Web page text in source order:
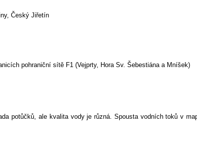
Český Jiřetín
pohraniční sítě F1 (Vejprty, Hora Sv. Šebestiána a Mníšek)
potůčků, ale kvalita vody je různá. Spousta vodních toků v